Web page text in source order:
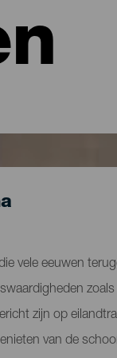
vele eeuwen
zijn op
van de